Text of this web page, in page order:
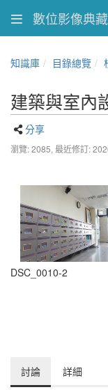
數位影像典
知識庫 目錄總覽
建築與室內
分享
瀏覽: 2085, 最近修訂:
DSC_0010-2
討論 詳細